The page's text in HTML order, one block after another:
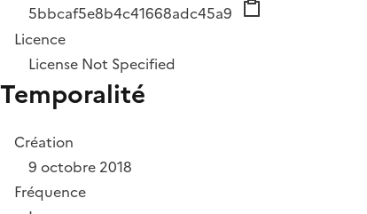
5bbcaf5e8b4c41668adc45a9
Licence
License Not Specified
Temporalité
Création
9 octobre 2018
Fréquence